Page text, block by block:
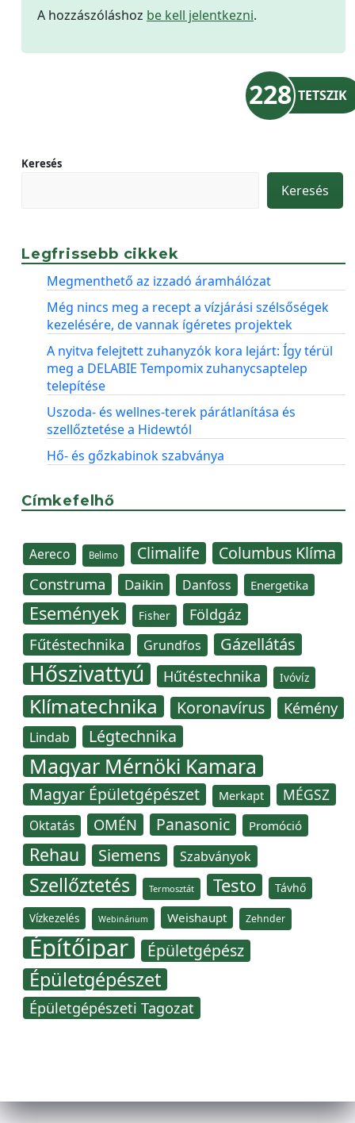
A hozzászóláshoz be kell jelentkezni.
228 TETSZIK
Keresés
Keresés
Legfrissebb cikkek
Megmenthető az izzadó áramhálózat
Még nincs meg a recept a vízjárási szélsőségek
kezelésére, de vannak ígéretes projektek
A nyitva felejtett zuhanyzók kora lejárt: Így térül
meg a DELABIE Tempomix zuhanycsaptelep
telepítése
Uszoda- és wellnes-terek párátlanítása és
szellőztetése a Hidewtól
Hő- és gőzkabinok szabványa
Címkefelhő
Aereco Belimo Climalife Columbus Klíma
Construma Daikin Danfoss Energetika
Események Fisher Földgáz
Fűtéstechnika Grundfos Gázellátás
Hőszivattyú Hűtéstechnika Ivóvíz
Klímatechnika Koronavírus Kémény
Lindab Légtechnika
Magyar Mérnöki Kamara
Magyar Épületgépészet Merkapt MÉGSZ
Oktatás OMÉN Panasonic Promóció
Rehau Siemens Szabványok
Szellőztetés Termosztát Testo Távhő
Vízkezelés Webinárium Weishaupt Zehnder
Építőipar Épületgépész
Épületgépészet
Épületgépészeti Tagozat